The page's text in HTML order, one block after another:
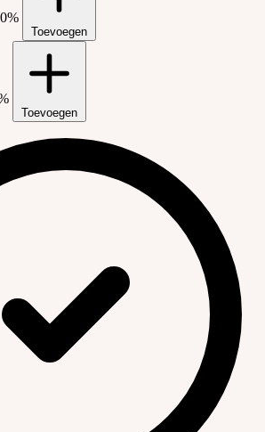
Toevoegen
Toevoegen